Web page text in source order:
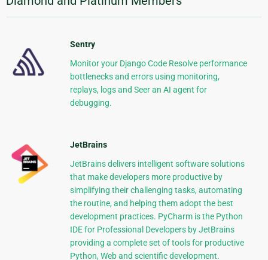
Sentry
Monitor your Django Code Resolve performance
bottlenecks and errors using monitoring,
replays, logs and Seer an AI agent for
debugging.
JetBrains
JetBrains delivers intelligent software solutions
that make developers more productive by
simplifying their challenging tasks, automating
the routine, and helping them adopt the best
development practices. PyCharm is the Python
IDE for Professional Developers by JetBrains
providing a complete set of tools for productive
Python, Web and scientific development.